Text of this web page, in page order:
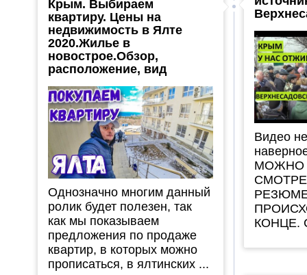
Видео
МОЖНО
КОНЦЕ.
Крым. Выбираем
квартиру. Цены на
недвижимость в Ялте
2020.Жилье в
новострое.Обзор,
расположение, вид
Однозначно многим данный
ролик будет полезен, так
как мы показываем
предложения по продаже
квартир, в которых можно
прописаться, в ялтинских ...